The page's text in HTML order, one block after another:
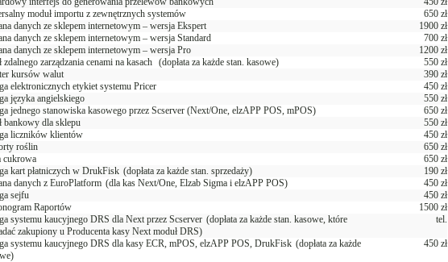
moduł importu z zewnętrznych systemów
650 zł
danych ze sklepem internetowym – wersja Ekspert
1900 zł
danych ze sklepem internetowym – wersja Standard
700 zł
danych ze sklepem internetowym – wersja Pro
1200 zł
zdalnego zarządzania cenami na kasach (dopłata za każde stan. kasowe)
550 zł
kursów walut
390 zł
elektronicznych etykiet systemu Pricer
450 zł
języka angielskiego
550 zł
jednego stanowiska kasowego przez Scserver (Next/One, elzAPP POS, mPOS)
650 zł
bankowy dla sklepu
550 zł
liczników klientów
450 zł
roślin
650 zł
cukrowa
650 zł
kart płatniczych w DrukFisk (dopłata za każde stan. sprzedaży)
190 zł
danych z EuroPlatform (dla kas Next/One, Elzab Sigma i elzAPP POS)
450 zł
sejfu
450 zł
Raportów
1500 zł
systemu kaucyjnego DRS dla Next przez Scserver (dopłata za każde stan. kasowe, które
zakupiony u Producenta kasy Next moduł DRS)
tel.
systemu kaucyjnego DRS dla kasy ECR, mPOS, elzAPP POS, DrukFisk (dopłata za każde
450 zł